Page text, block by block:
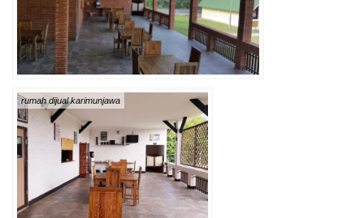
rumah dijual karimunjawa